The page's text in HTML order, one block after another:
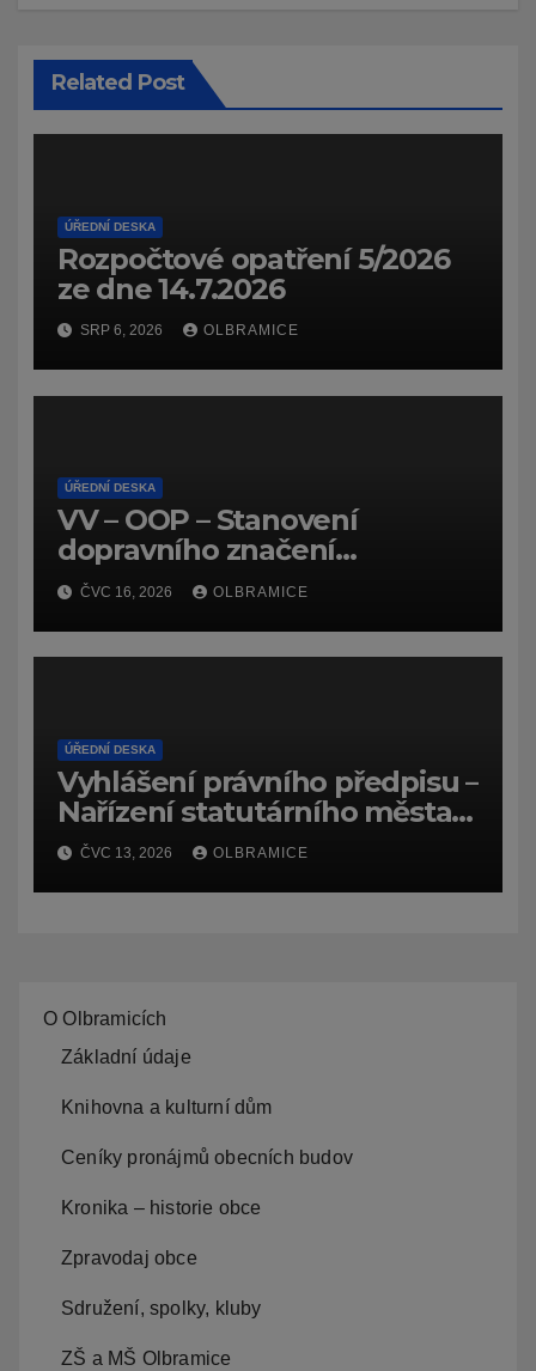
Related Post
ÚŘEDNÍ DESKA
Rozpočtové opatření 5/2026
ze dne 14.7.2026
SRP 6, 2026 OLBRAMICE
ÚŘEDNÍ DESKA
VV – OOP – Stanovení
dopravního značení
(dočasného) č.
7159/26/Olbramice
ČVC 16, 2026 OLBRAMICE
ÚŘEDNÍ DESKA
Vyhlášení právního předpisu –
Nařízení statutárního města
Ostravy, o záměru zadat
zpracování lesních
hospodářských budov
ČVC 13, 2026 OLBRAMICE
O Olbramicích
Základní údaje
Knihovna a kulturní dům
Ceníky pronájmů obecních budov
Kronika – historie obce
Zpravodaj obce
Sdružení, spolky, kluby
ZŠ a MŠ Olbramice